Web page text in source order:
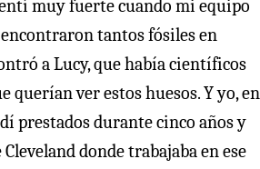
muy fuerte cuando mi equipo
tantos fósiles en
a Lucy, que había científicos
querían ver estos huesos. Y yo, en
prestados durante cinco años y
donde trabajaba en ese